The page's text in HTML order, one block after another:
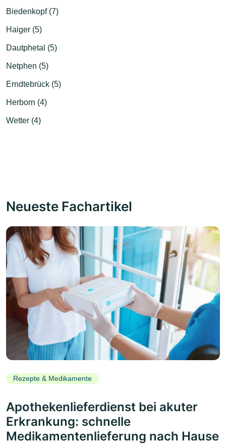
Biedenkopf (7)
Haiger (5)
Dautphetal (5)
Netphen (5)
Erndtebrück (5)
Herborn (4)
Wetter (4)
Neueste Fachartikel
Rezepte & Medikamente
Apothekenlieferdienst bei akuter
Erkrankung: schnelle
Medikamentenlieferung nach Hause